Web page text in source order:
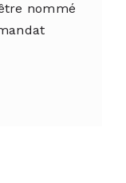
nommé